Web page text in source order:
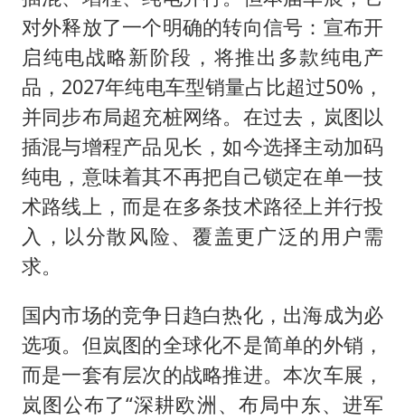
对外释放了一个明确的转向信号：宣布开
启纯电战略新阶段，将推出多款纯电产
品，2027年纯电车型销量占比超过50%，
并同步布局超充桩网络。在过去，岚图以
插混与增程产品见长，如今选择主动加码
纯电，意味着其不再把自己锁定在单一技
术路线上，而是在多条技术路径上并行投
入，以分散风险、覆盖更广泛的用户需
求。
国内市场的竞争日趋白热化，出海成为必
选项。但岚图的全球化不是简单的外销，
而是一套有层次的战略推进。本次车展，
岚图公布了“深耕欧洲、布局中东、进军